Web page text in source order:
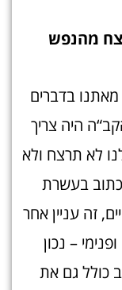
מהנפש
מאתנו בדברים
היה צריך
לא תרצח ולא
בעשרת
זה עניין אחר
– נכון
כולל גם את